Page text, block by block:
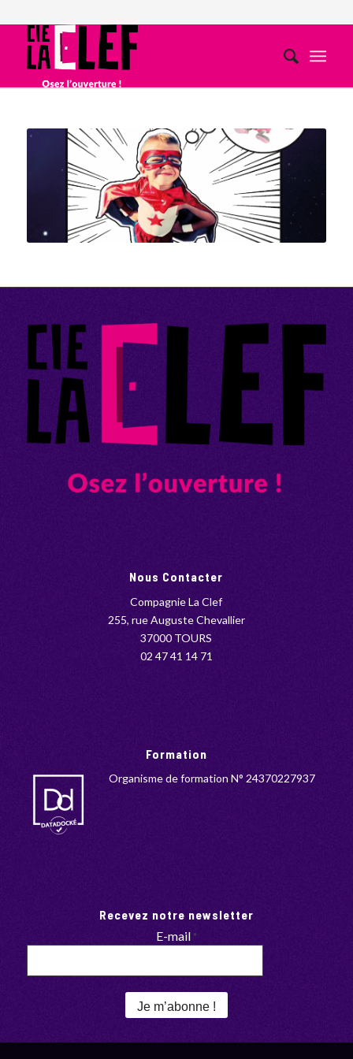
Nous Contacter
Compagnie La Clef
255, rue Auguste Chevallier
37000 TOURS
02 47 41 14 71
Formation
Organisme de formation N° 24370227937
Recevez notre newsletter
E-mail *